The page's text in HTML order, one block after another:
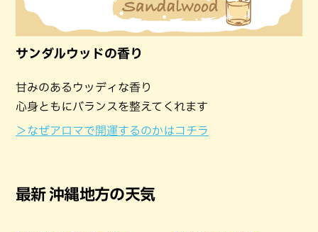
サンダルウッドの香り
甘みのあるウッディな香り
心身ともにバランスを整えてくれます
＞なぜアロマで開運するのかはコチラ
最新 沖縄地方の天気